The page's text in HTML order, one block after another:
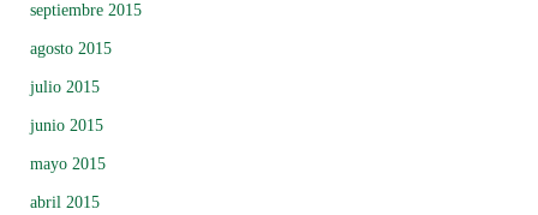
septiembre 2015
agosto 2015
julio 2015
junio 2015
mayo 2015
abril 2015